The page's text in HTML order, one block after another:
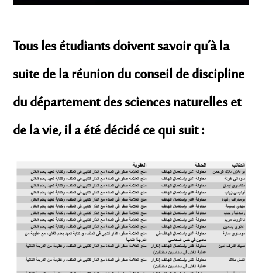
Tous les étudiants doivent savoir qu’à la
suite de la réunion du conseil de discipline
du département des sciences naturelles et
de la vie, il a été décidé ce qui suit :